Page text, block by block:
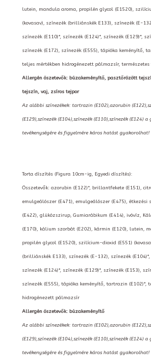
lutein, mandula aroma, propilén glycol (E1520),
(kovasav), színezék (brilliánskék E133), színezék (E-
színezék (E110)*, színezék (E124)*, színezék (E129)*,
színezék (E172), színezék (E555), tápióka keményítő,
teljes mértékben hidrogénezett pálmazsír,
Allergén öszetevők: búzakeményítő, pasztőrözött
tejszín, vaj, zsíros tejpor
Az alábbi színezékek: tartrazin (E102),azorubin
(E129),színezék (E104),színezék (E110),színezék (E124) a
tevékenységére és figyelmére káros hatást gyakorolhat!
Torta díszítés (Figura 10cm-ig, Egyedi díszítés):
Összetevők: azorubin (E122)*, brillantfekete (E151),
emulgeálószer (E471), emulgeálószer (E475), étkezési
(E422), glükózszirup, Gumiarábikum (E414), ivóvíz,
(E170), kálium szorbát (E202), kármin (E120), lutein,
propilén glycol (E1520), szilícium-dioxid (E551)
(brilliánskék E133), színezék (E-132), színezék (E104)*,
színezék (E124)*, színezék (E129)*, színezék (E153),
színezék (E555), tápióka keményítő, tartrazin (E102)*,
hidrogénezett pálmazsír
Allergén öszetevők: búzakeményítő
Az alábbi színezékek: tartrazin (E102),azorubin
(E129),színezék (E104),színezék (E110),színezék (E124) a
tevékenységére és figyelmére káros hatást gyakorolhat!